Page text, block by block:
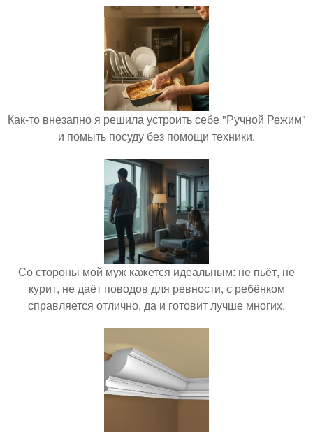
Как-то внезапно я решила устроить себе "Ручной Режим"
и помыть посуду без помощи техники.
Со стороны мой муж кажется идеальным: не пьёт, не
курит, не даёт поводов для ревности, с ребёнком
справляется отлично, да и готовит лучше многих.